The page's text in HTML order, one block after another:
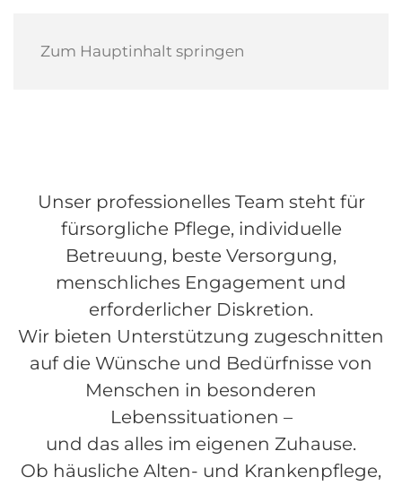
Zum Hauptinhalt springen
Unser professionelles Team steht für
fürsorgliche Pflege, individuelle
Betreuung, beste Versorgung,
menschliches Engagement und
erforderlicher Diskretion.
Wir bieten Unterstützung zugeschnitten
auf die Wünsche und Bedürfnisse von
Menschen in besonderen
Lebenssituationen –
und das alles im eigenen Zuhause.
Ob häusliche Alten- und Krankenpflege,